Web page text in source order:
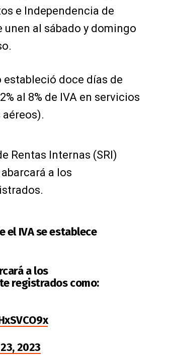
e Independencia de
unen al sábado y domingo
estableció doce días de
al 8% de IVA en servicios
Rentas Internas (SRI)
a los
el IVA se establece
a los
registrados como:
2023